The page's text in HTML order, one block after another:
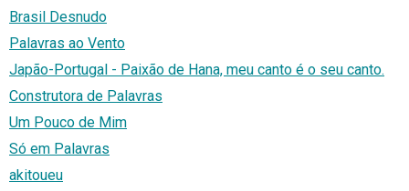
Brasil Desnudo
Palavras ao Vento
Japão-Portugal - Paixão de Hana, meu canto é o seu canto.
Construtora de Palavras
Um Pouco de Mim
Só em Palavras
akitoueu